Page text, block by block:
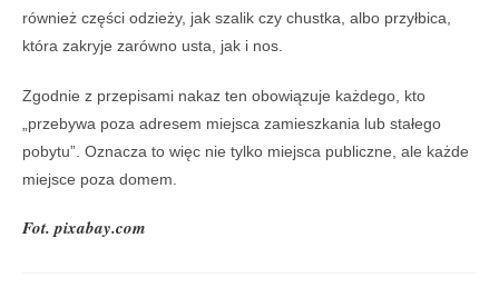
również części odzieży, jak szalik czy chustka, albo przyłbica,
która zakryje zarówno usta, jak i nos.
Zgodnie z przepisami nakaz ten obowiązuje każdego, kto
„przebywa poza adresem miejsca zamieszkania lub stałego
pobytu”. Oznacza to więc nie tylko miejsca publiczne, ale każde
miejsce poza domem.
Fot. pixabay.com